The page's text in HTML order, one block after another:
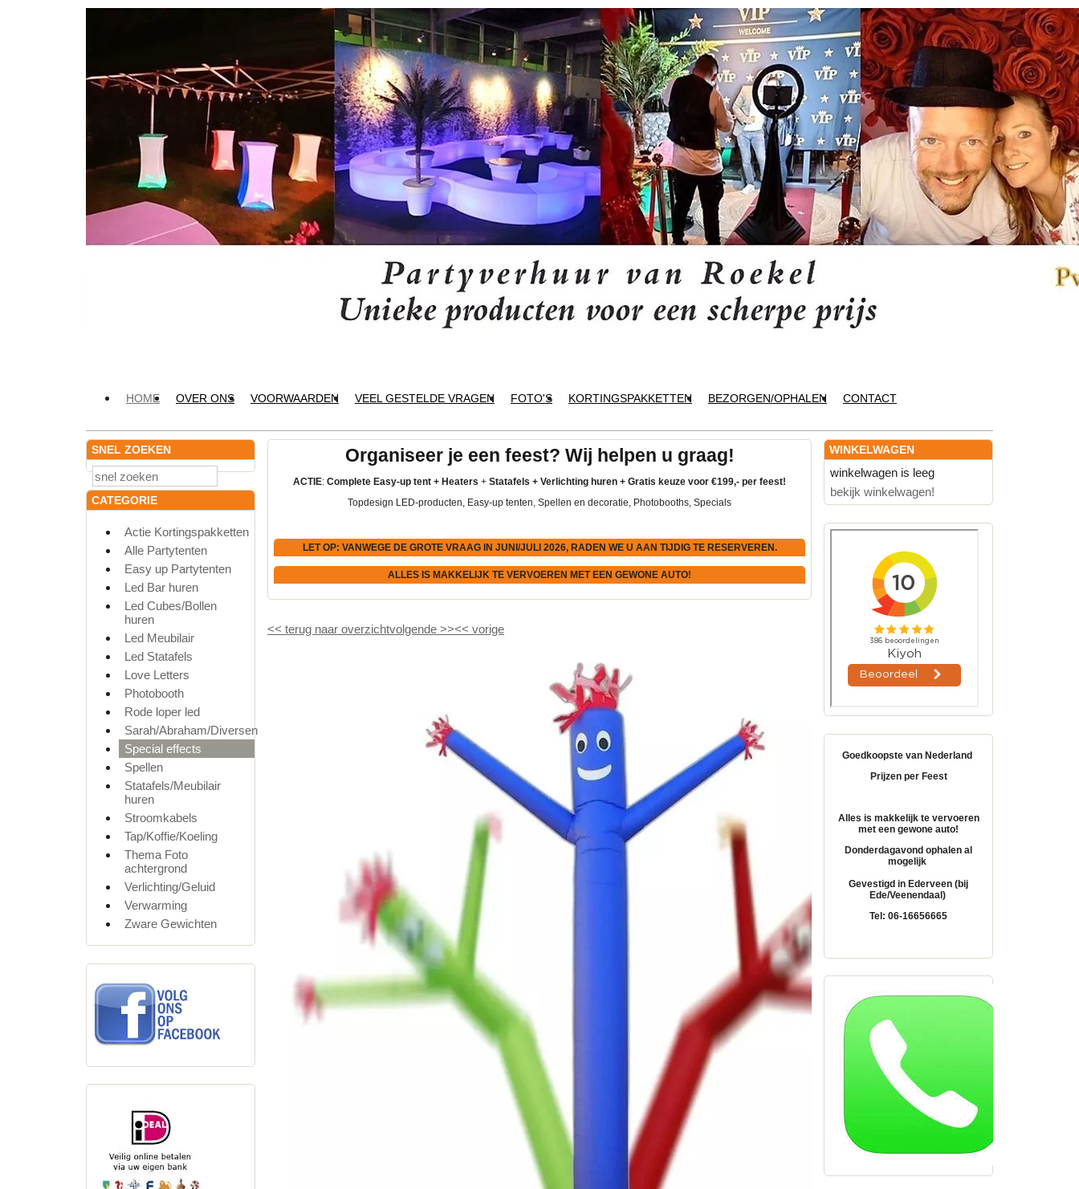
HOME OVER ONS VOORWAARDEN VEEL GESTELDE VRAGEN FOTO'S KORTINGSPAKKETTEN BEZORGEN/OPHALEN CONTACT
SNEL ZOEKEN
CATEGORIE
Actie Kortingspakketten
Alle Partytenten
Easy up Partytenten
Led Bar huren
Led Cubes/Bollen
huren
Led Meubilair
Led Statafels
Love Letters
Photobooth
Rode loper led
Sarah/Abraham/Diversen
Special effects
Spellen
Statafels/Meubilair
huren
Stroomkabels
Tap/Koffie/Koeling
Thema Foto
achtergrond
Verlichting/Geluid
Verwarming
Zware Gewichten
Organiseer je een feest? Wij helpen u graag!
ACTIE: Complete Easy-up tent + Heaters + Statafels + Verlichting huren + Gratis keuze voor €199,- per feest!
Topdesign LED-producten, Easy-up tenten, Spellen en decoratie, Photobooths, Specials
LET OP: VANWEGE DE GROTE VRAAG IN JUNI/JULI 2026, RADEN WE U AAN TIJDIGTE RESERVEREN.
ALLES IS MAKKELIJK TE VERVOEREN MET EEN GEWONE AUTO!
<< terug naar overzichtvolgende >><< vorige
WINKELWAGEN
winkelwagen is leeg
bekijk winkelwagen!
Goedkoopste van Nederland
Prijzen per Feest
Alles is makkelijk te vervoeren
met een gewone auto!
Donderdagavond ophalen al
mogelijk
Gevestigd in Ederveen (bij
Ede/Veenendaal)
Tel: 06-16656665